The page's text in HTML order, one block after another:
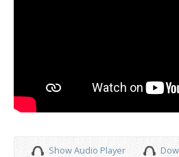
Show Audio Player